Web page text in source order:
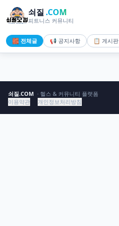
쇠질 .COM
피트니스 커뮤니티
🧱 전체글 📢 공지사항 📋 게시판
쇠질.COM · 헬스 & 커뮤니티 플랫폼
이용약관
개인정보처리방침